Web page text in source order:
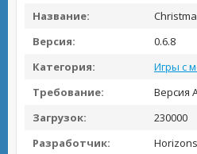
Название:
Версия:
0.6.8
Категория:
Игры с
Требование:
Версия
Загрузок:
230000
Разработчик: